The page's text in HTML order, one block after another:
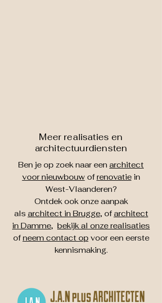
Meer realisaties en
architectuurdiensten
Ben je op zoek naar een architect
voor nieuwbouwofrenovatiein
West-Vlaanderen?
Ontdek ook onze aanpak
als architect in Brugge, ofarchitect
in Damme, bekijk al onze realisaties
ofneem contact op voor een eerste
kennismaking.